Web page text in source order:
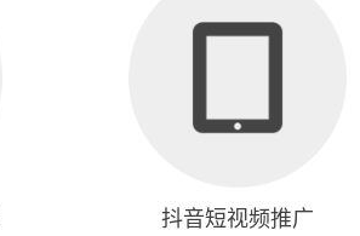
抖音短视频推广